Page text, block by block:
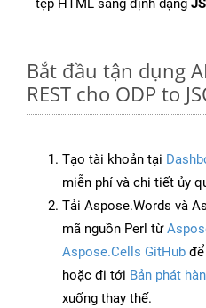
tệp HTML sang định dạng
Bắt đầu tận dụng
REST cho ODP to
Tạo tài khoản tại
miễn phí và chi tiết ủy
Tải Aspose.Words và
mã nguồn Perl từ
Aspose.Cells GitHub
hoặc đi tới Bản phát
xuống thay thế.